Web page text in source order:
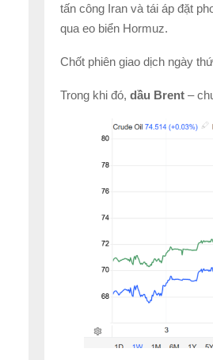
tấn công Iran và tái áp đặt
qua eo biển Hormuz.
Chốt phiên giao dịch ngày
Trong khi đó, dầu Brent –